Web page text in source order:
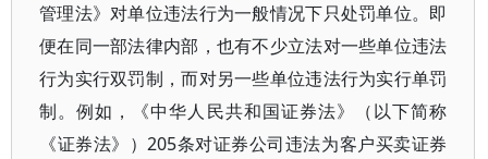
管理法》对单位违法行为一般情况下只处罚单位。即
便在同一部法律内部，也有不少立法对一些单位违法
行为实行双罚制，而对另一些单位违法行为实行单罚
制。例如，《中华人民共和国证券法》（以下简称
《证券法》）205条对证券公司违法为客户买卖证券